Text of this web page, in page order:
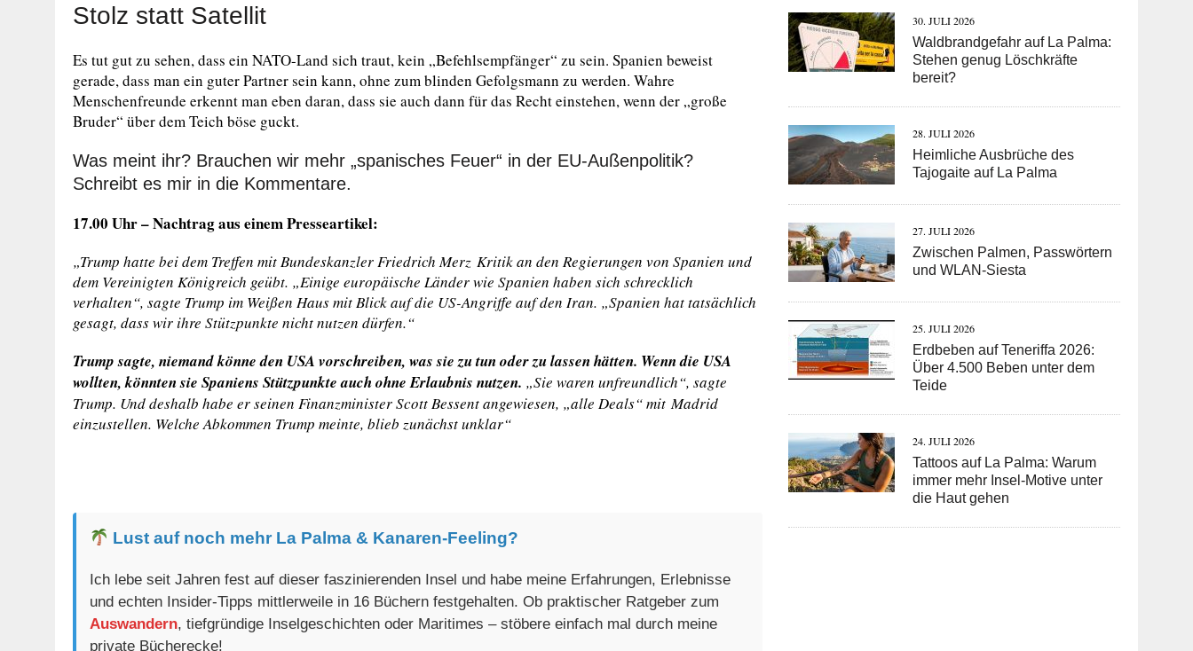
Stolz statt Satellit
Es tut gut zu sehen, dass ein NATO-Land sich traut, kein „Befehlsempfänger“ zu sein. Spanien beweist
gerade, dass man ein guter Partner sein kann, ohne zum blinden Gefolgsmann zu werden. Wahre
Menschenfreunde erkennt man eben daran, dass sie auch dann für das Recht einstehen, wenn der „große
Bruder“ über dem Teich böse guckt.
Was meint ihr? Brauchen wir mehr „spanisches Feuer“ in der EU-Außenpolitik?
Schreibt es mir in die Kommentare.
17.00 Uhr – Nachtrag aus einem Presseartikel:
„Trump hatte bei dem Treffen mit Bundeskanzler Friedrich Merz Kritik an den Regierungen von Spanien und
dem Vereinigten Königreich geübt. „Einige europäische Länder wie Spanien haben sich schrecklich
verhalten“, sagte Trump im Weißen Haus mit Blick auf die US-Angriffe auf den Iran. „Spanien hat tatsächlich
gesagt, dass wir ihre Stützpunkte nicht nutzen dürfen.“
Trump sagte, niemand könne den USA vorschreiben, was sie zu tun oder zu lassen hätten. Wenn die USA
wollten, könnten sie Spaniens Stützpunkte auch ohne Erlaubnis nutzen. „Sie waren unfreundlich“, sagte
Trump. Und deshalb habe er seinen Finanzminister Scott Bessent angewiesen, „alle Deals“ mit Madrid
einzustellen. Welche Abkommen Trump meinte, blieb zunächst unklar“
Lust auf noch mehr La Palma & Kanaren-Feeling?
Ich lebe seit Jahren fest auf dieser faszinierenden Insel und habe meine Erfahrungen, Erlebnisse
und echten Insider-Tipps mittlerweile in 16 Büchern festgehalten. Ob praktischer Ratgeber zum
Auswandern, tiefgründige Inselgeschichten oder Maritimes – stöbere einfach mal durch meine
private Bücherecke!
30. JULI 2026
Waldbrandgefahr auf La Palma:
Stehen genug Löschkräfte
bereit?
28. JULI 2026
Heimliche Ausbrüche des
Tajogaite auf La Palma
27. JULI 2026
Zwischen Palmen, Passwörtern
und WLAN-Siesta
25. JULI 2026
Erdbeben auf Teneriffa 2026:
Über 4.500 Beben unter dem
Teide
24. JULI 2026
Tattoos auf La Palma: Warum
immer mehr Insel-Motive unter
die Haut gehen